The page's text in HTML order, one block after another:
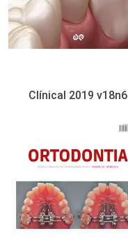
Clínical 2019 v18n6